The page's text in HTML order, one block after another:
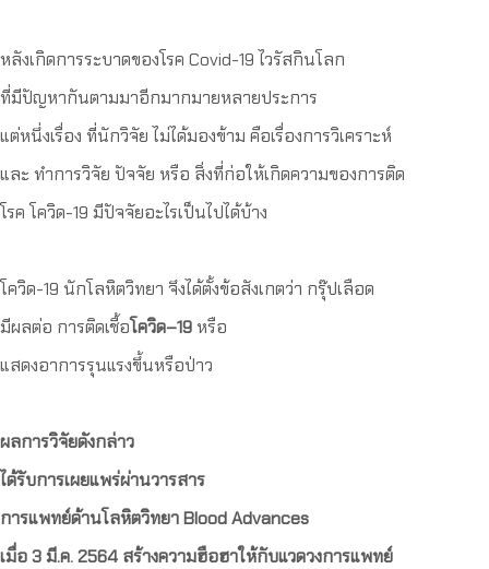
หลังเกิดการระบาดของโรค Covid-19 ไวรัสกินโลก
ที่มีปัญหากันตามมาอีกมากมายหลายประการ
แต่หนึ่งเรื่อง ที่นักวิจัย ไม่ได้มองข้าม คือเรื่องการวิเคราะห์
และ ทำการวิจัย ปัจจัย หรือ สิ่งที่ก่อให้เกิดความของการติด
โรค โควิด-19 มีปัจจัยอะไรเป็นไปได้บ้าง
โควิด-19 นักโลหิตวิทยา จึงได้ตั้งข้อสังเกตว่า กรุ๊ปเลือด
มีผลต่อ การติดเชื้อโควิด–19หรือ
แสดงอาการรุนแรงขึ้นหรือป่าว
ผลการวิจัยดังกล่าว
ได้รับการเผยแพร่ผ่านวารสาร
การแพทย์ด้านโลหิตวิทยาBlood Advances
เมื่อ3 มี.ค. 2564 สร้างความฮือฮาให้กับแวดวงการแพทย์